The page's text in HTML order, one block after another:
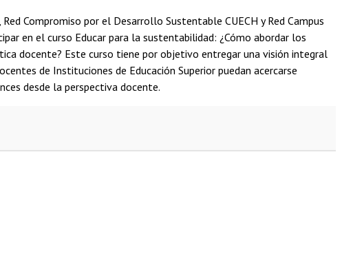
Compromiso por el Desarrollo Sustentable CUECH y Red Campus
en el curso Educar para la sustentabilidad: ¿Cómo abordar los
docente? Este curso tiene por objetivo entregar una visión integral
de Instituciones de Educación Superior puedan acercarse
desde la perspectiva docente.